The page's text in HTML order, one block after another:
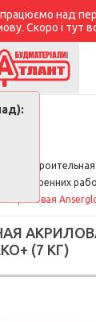
працюємо над
Скоро і тут
клеи,
для внутренних
акриловая
(7 КГ)